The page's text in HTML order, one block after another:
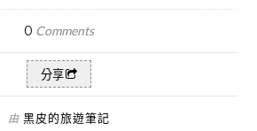
0 Comments
分享
由 黑皮的旅遊筆記